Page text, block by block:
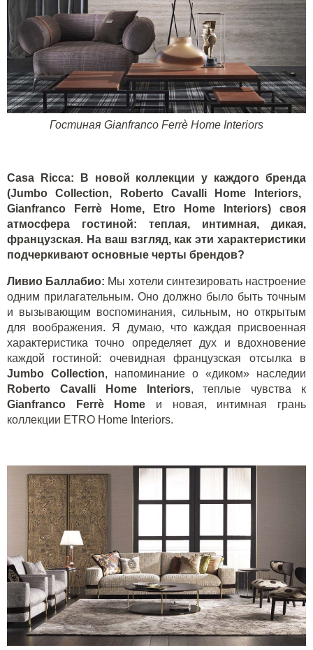
Гостиная Gianfranco Ferrè Home Interiors
Casa Ricca:
В новой коллекции у каждого бренда
(Jumbo Collection, Roberto Cavalli Home Interiors,
Gianfranco Ferrè Home, Etro Home Interiors) своя
атмосфера гостиной: теплая, интимная, дикая,
французская. На ваш взгляд, как эти характеристики
подчеркивают основные черты брендов?
Ливио Баллабио: Мы хотели синтезировать настроение
одним прилагательным. Оно должно было быть точным
и вызывающим воспоминания, сильным, но открытым
для воображения. Я думаю, что каждая присвоенная
характеристика точно определяет дух и вдохновение
каждой гостиной: очевидная французская отсылка в
Jumbo Collection, напоминание о «диком» наследии
Roberto
Cavalli Home Interiors, теплые чувства к
Gianfranco
Ferrè Home и новая, интимная грань
коллекции ETRO Home Interiors.